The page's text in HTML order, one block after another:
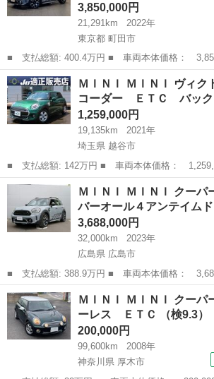
3,850,000円
21,291km
2022年
東京都 町田市
■ 支払総額: 400.4万円 ■ 車両本体価格： 3,850,000 円 ■ メーカ
ー名： ＭＩＮＩ ■ 車種名： ＭＩＮＩ ■ グ
ーＤ クロスオーバー アンテイムドエディショ
車】【全...
東京 町田市 ミニ
ＭＩＮＩ ＭＩＮＩ ヴィ
コーダー ＥＴＣ バッ
1,259,000円
19,135km
2021年
埼玉県 越谷市
■ 支払総額: 142万円 ■ 車両本体価格： 1,259,000 円 ■ メーカー
名： ＭＩＮＩ ■ 車種名： ＭＩＮＩ ■ グレ
リア ドライブレコーダー ＥＴＣ バックカ
軽減システ...
埼玉 越谷市
ＭＩＮＩ ＭＩＮＩ クー
バーオール４アンテイム
3,688,000円
32,000km
2023年
広島県 広島市
■ 支払総額: 388.9万円 ■ 車両本体価格： 3,688,000 円 ■ メーカ
ー名： ＭＩＮＩ ■ 車種名： ＭＩＮＩ ■ グ
ーＳ Ｅクロスオーバーオール４アンテイムドＥ
イト 純...
広島 広島市
ＭＩＮＩ ＭＩＮＩ クー
ーレス ＥＴＣ （検9.3）
200,000円
99,600km
2008年
神奈川県 厚木市